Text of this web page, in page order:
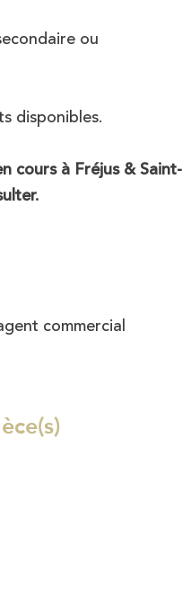
ou
disponibles.
cours à Fréjus & Saint-
commercial